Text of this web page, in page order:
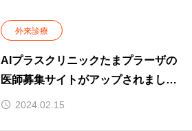
外来診療
AIプラスクリニックたまプラーザの
医師募集サイトがアップされまし
た。2024.02.15